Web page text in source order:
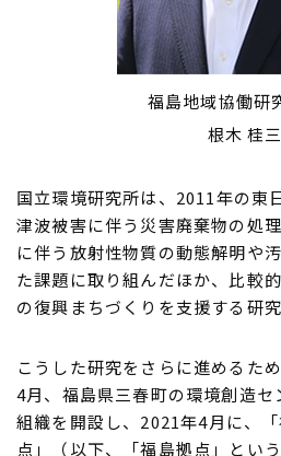
プライバシーポリシー
お問い合わせは
福島地域協働研
根木 桂三
国立環境研究所は、2011年の東
津波被害に伴う災害廃棄物の処
に伴う放射性物質の動態解明や
た課題に取り組んだほか、比較
の復興まちづくりを支援する研
こうした研究をさらに進めるた
4月、福島県三春町の環境創造
組織を開設し、2021年4月に、
点」（以下、「福島拠点」とい